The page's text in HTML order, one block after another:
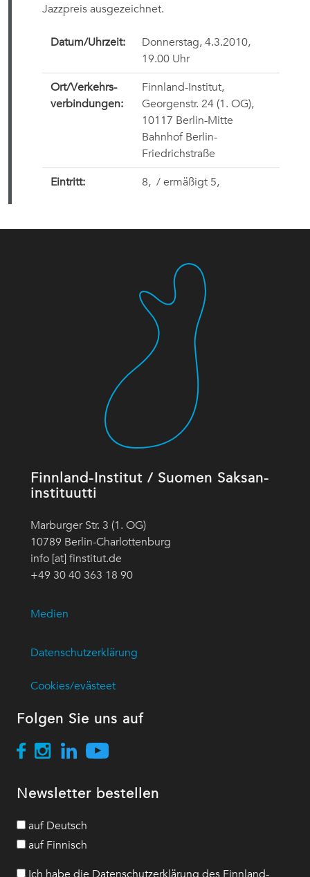
Jazzpreis ausgezeichnet.
Datum/Uhrzeit:
Donnerstag, 4.3.2010,
19.00 Uhr
Ort/Verkehrs-
verbindungen:
Finnland-Institut,
Georgenstr. 24 (1. OG),
10117 Berlin-Mitte
Bahnhof Berlin-
Friedrichstraße
Eintritt: 8, / ermäßigt 5,
Finnland-Institut / Suomen Saksan-
instituutti
Marburger Str. 3 (1. OG)
10789 Berlin-Charlottenburg
info [at] finstitut.de
+49 30 40 363 18 90
Medien
Datenschutzerklärung
Cookies/evästeet
Folgen Sie uns auf
Newsletter bestellen
auf Deutsch
auf Finnisch
Ich habe die Datenschutzerklärung des Finnland-